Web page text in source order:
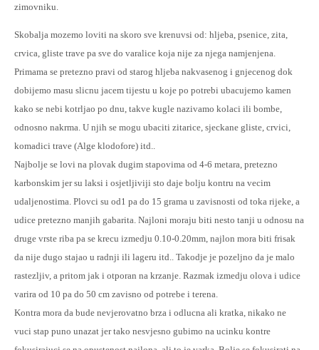
zimovniku.
Skobalja mozemo loviti na skoro sve krenuvsi od: hljeba, psenice, zita,
crvica, gliste trave pa sve do varalice koja nije za njega namjenjena.
Primama se pretezno pravi od starog hljeba nakvasenog i gnjecenog dok
dobijemo masu slicnu jacem tijestu u koje po potrebi ubacujemo kamen
kako se nebi kotrljao po dnu, takve kugle nazivamo kolaci ili bombe,
odnosno nakrma. U njih se mogu ubaciti zitarice, sjeckane gliste, crvici,
komadici trave (Alge klodofore) itd..
Najbolje se lovi na plovak dugim stapovima od 4-6 metara, pretezno
karbonskim jer su laksi i osjetljiviji sto daje bolju kontru na vecim
udaljenostima. Plovci su od1 pa do 15 grama u zavisnosti od toka rijeke, a
udice pretezno manjih gabarita. Najloni moraju biti nesto tanji u odnosu na
druge vrste riba pa se krecu izmedju 0.10-0.20mm, najlon mora biti frisak
da nije dugo stajao u radnji ili lageru itd.. Takodje je pozeljno da je malo
rastezljiv, a pritom jak i otporan na krzanje. Razmak izmedju olova i udice
varira od 10 pa do 50 cm zavisno od potrebe i terena.
Kontra mora da bude nevjerovatno brza i odlucna ali kratka, nikako ne
vuci stap puno unazat jer tako nesvjesno gubimo na ucinku kontre